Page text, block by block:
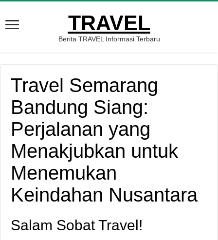
TRAVEL
Berita TRAVEL Informasi Terbaru
Travel Semarang
Bandung Siang:
Perjalanan yang
Menakjubkan untuk
Menemukan
Keindahan Nusantara
Salam Sobat Travel!